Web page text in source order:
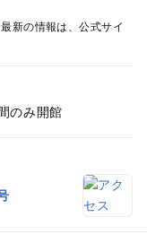
新の情報は、公式サイ
のみ開館